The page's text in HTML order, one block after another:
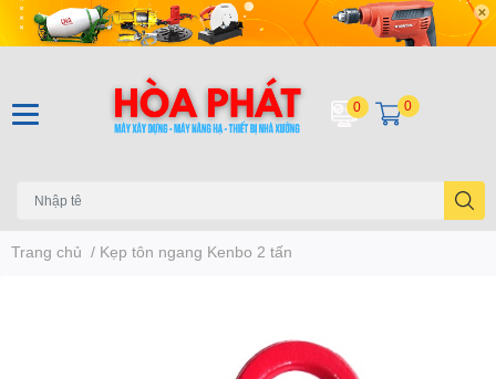
0 0
Trang chủ / Kẹp tôn ngang Kenbo 2 tấn